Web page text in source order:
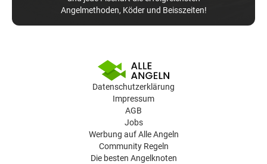
Angelmethoden, Köder und Beisszeiten!
Datenschutzerklärung
Impressum
AGB
Jobs
Werbung auf Alle Angeln
Community Regeln
Die besten Angelknoten